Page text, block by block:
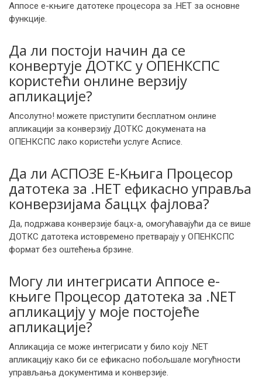
Аппосе е-књиге датотеке процесора за .НЕТ за основне
функције.
Да ли постоји начин да се
конвертује ДОТКС у ОПЕНКСПС
користећи онлине верзију
апликације?
Апсолутно! можете приступити бесплатном онлине
апликацији за конверзију ДОТКС докумената на
ОПЕНКСПС лако користећи услуге Асписе.
Да ли АСПОЗЕ Е-Књига Процесор
датотека за .НЕТ ефикасно управља
конверзијама баццх фајлова?
Да, подржава конверзије бацх-а, омогућавајући да се више
ДОТКС датотека истовремено претварају у ОПЕНКСПС
формат без оштећења брзине.
Могу ли интегрисати Аппосе е-
књиге Процесор датотека за .NET
апликацију у моје постојеће
апликације?
Апликација се може интегрисати у било коју .NET
апликацију како би се ефикасно побољшале могућности
управљања документима и конверзије.